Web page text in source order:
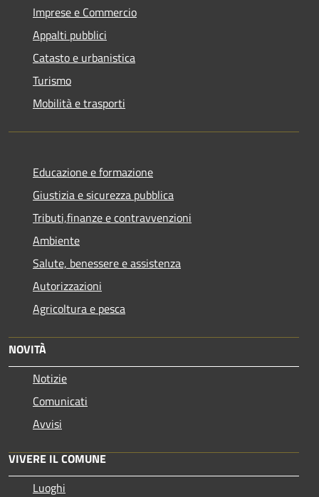
Imprese e Commercio
Appalti pubblici
Catasto e urbanistica
Turismo
Mobilità e trasporti
Educazione e formazione
Giustizia e sicurezza pubblica
Tributi,finanze e contravvenzioni
Ambiente
Salute, benessere e assistenza
Autorizzazioni
Agricoltura e pesca
NOVITÀ
Notizie
Comunicati
Avvisi
VIVERE IL COMUNE
Luoghi